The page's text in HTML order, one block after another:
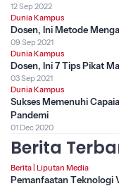
12 Sep 2022
Dunia Kampus
Dosen, Ini Metode
09 Sep 2021
Dunia Kampus
Dosen, Ini 7 Tips Pikat
03 Sep 2021
Dunia Kampus
Sukses Memenuhi
Pandemi
01 Dec 2020
Berita
Berita | Liputan Media
Pemanfaatan Teknologi